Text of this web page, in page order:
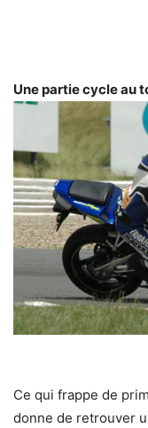
Une partie cycle au
Ce qui frappe de
donne de retrouver